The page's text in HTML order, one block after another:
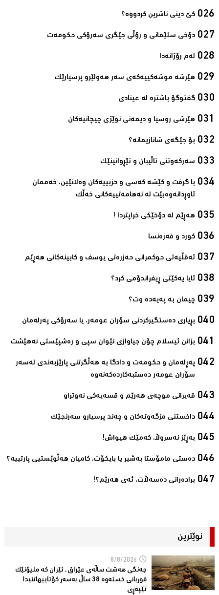
کێ دینی ناشرین کردووە؟ ‌
دۆخی سلێمانی و رۆڵی جێگری سەرۆکی حکومەت‌
لەم رۆژانەدا ‌
هێرشە موشەکییەکەی سەر هەولێرو پرسیارێک‌
گفتوگۆ باشترە لە عینادی‌
ھێرشی روسیا و دیمەنی نوێژی چیچانیەکان‌
بۆ جێگەی شانازیمانە؟‌
سەرکەوتنی تاڵیبان و تێڕوانینێک‌
با گرفت و كێشه‌ كه‌سی و حزبییه‌كان وه‌لانێین، خه‌ممان
ئاوڕدانه‌وه‌بێت له‌ نه‌هامه‌تییه‌كانی خه‌ڵك‌
ھەڕێم لە دۆخێکی خراپتردا !‌
کورد و فەرەنسا‌
ئەقڵیەتی حوکمرانی حەزرەتی یوسف و کابینەکانی ھەڕێم‌
ئایا یەكێتی ڕیفراندۆمی كرد؟‌
چیمان به‌ پەیەدە وت؟‌
بڕیاری دەستگیرکردنی سۆران عومەر، یا سەرۆکی پەرلەمان‌
بزانن ئیسلام چۆن جیاوازی نێوان سپی و رەشپێستی نەھێشت‌
پەڕلەمان و حکومەت و دادگا بە ھەڵگرتنی پارێزبەندی لەسەر
سۆران عومەر دەستبەکاردەکەنەوە‌
قەیرانی موچەی ھەرێم و قسەیەکی نەوتراو‌
داخستنی مزگەوتەکان و چەند پرسیارو سەرنجێک‌
بەڕێز نەسروڵا، کەمێك ھیواش!‌
ده‌ستی مامۆستا به‌شیر یا بایكۆت، كامیان هه‌ڵوێستیی پارتییه‌؟‌
برادەرانی دەسەڵات، ئەی ھەرێم؟!‌
نوێترین
8/8/2026
جەنگی هەشت ساڵەی عێراق ـ ئێران کە ملیۆنێک
قوربانى خستەوە 38 ساڵ بەسەر كۆتاییهاتنیدا
تێپەڕى